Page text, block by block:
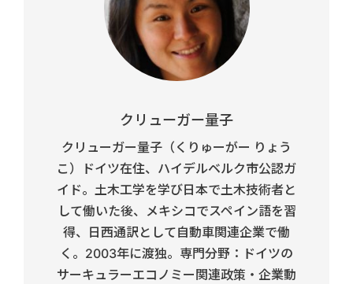
クリューガー量子
クリューガー量子（くりゅーがー りょう
こ）ドイツ在住、ハイデルベルク市公認ガ
イド。土木工学を学び日本で土木技術者と
して働いた後、メキシコでスペイン語を習
得、日西通訳として自動車関連企業で働
く。2003年に渡独。専門分野：ドイツの
サーキュラーエコノミー関連政策・企業動